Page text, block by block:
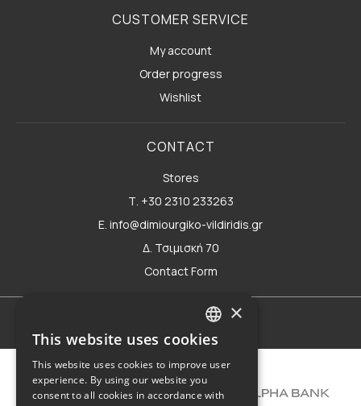
CUSTOMER SERVICE
My account
Order progress
Wishlist
CONTACT
Stores
Τ. +30 2310 233263
E. info@dimiourgiko-vildiridis.gr
Δ. Τσιμισκή 70
Contact Form
Terms of use
GREEK
ENGLISH
×
This website uses cookies
This website uses cookies to improve user
experience. By using our website you
consent to all cookies in accordance with